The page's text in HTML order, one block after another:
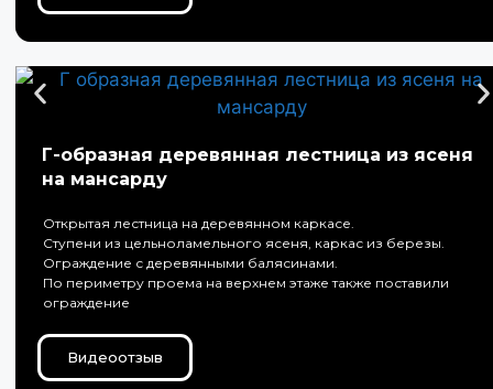
Г-образная деревянная лестница из ясеня
на мансарду
Открытая лестница на деревянном каркасе.
Ступени из цельноламельного ясеня, каркас из березы.
Ограждение с деревянными балясинами.
По периметру проема на верхнем этаже также поставили
ограждение
Видеоотзыв